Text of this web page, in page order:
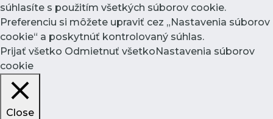
súhlasíte s použitím všetkých súborov cookie.
Preferenciu si môžete upraviť cez „Nastavenia súborov
cookie“ a poskytnúť kontrolovaný súhlas.
Prijať všetko Odmietnuť všetkoNastavenia súborov
cookie
Close